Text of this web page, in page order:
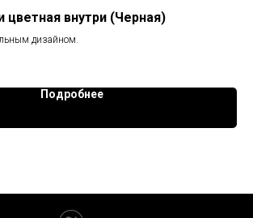
цветная внутри (Черная)
дизайном.
Подробнее